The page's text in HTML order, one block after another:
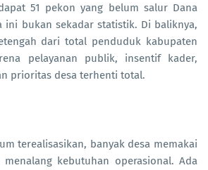
51 pekon yang belum salur Dana
ini bukan sekadar statistik. Di baliknya,
dari total penduduk kabupaten
pelayanan publik, insentif kader,
prioritas desa terhenti total.
terealisasikan, banyak desa memakai
kebutuhan operasional. Ada